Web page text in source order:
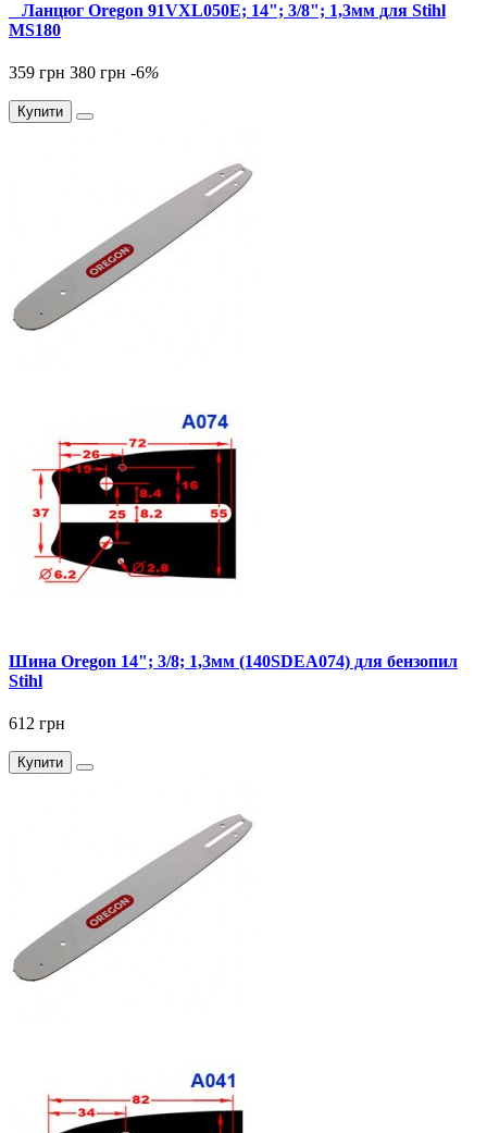
_ Ланцюг Oregon 91VXL050E; 14"; 3/8"; 1,3мм для Stihl
MS180
359 грн 380 грн -6%
Купити
Шина Oregon 14"; 3/8; 1,3мм (140SDEA074) для бензопил
Stihl
612 грн
Купити